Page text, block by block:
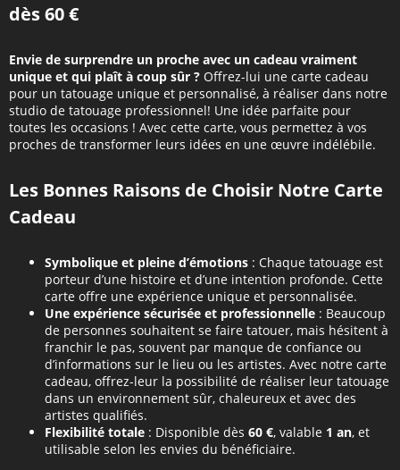
dès 60 €
Envie de surprendre un proche avec un cadeau vraiment
unique et qui plaît à coup sûr ? Offrez-lui une carte cadeau
pour un tatouage unique et personnalisé, à réaliser dans notre
studio de tatouage professionnel! Une idée parfaite pour
toutes les occasions ! Avec cette carte, vous permettez à vos
proches de transformer leurs idées en une œuvre indélébile.
Les Bonnes Raisons de Choisir Notre Carte
Cadeau
Symbolique et pleine d’émotions : Chaque tatouage est
porteur d’une histoire et d’une intention profonde. Cette
carte offre une expérience unique et personnalisée.
Une expérience sécurisée et professionnelle : Beaucoup
de personnes souhaitent se faire tatouer, mais hésitent à
franchir le pas, souvent par manque de confiance ou
d’informations sur le lieu ou les artistes. Avec notre carte
cadeau, offrez-leur la possibilité de réaliser leur tatouage
dans un environnement sûr, chaleureux et avec des
artistes qualifiés.
Flexibilité totale : Disponible dès 60 €, valable 1 an, et
utilisable selon les envies du bénéficiaire.